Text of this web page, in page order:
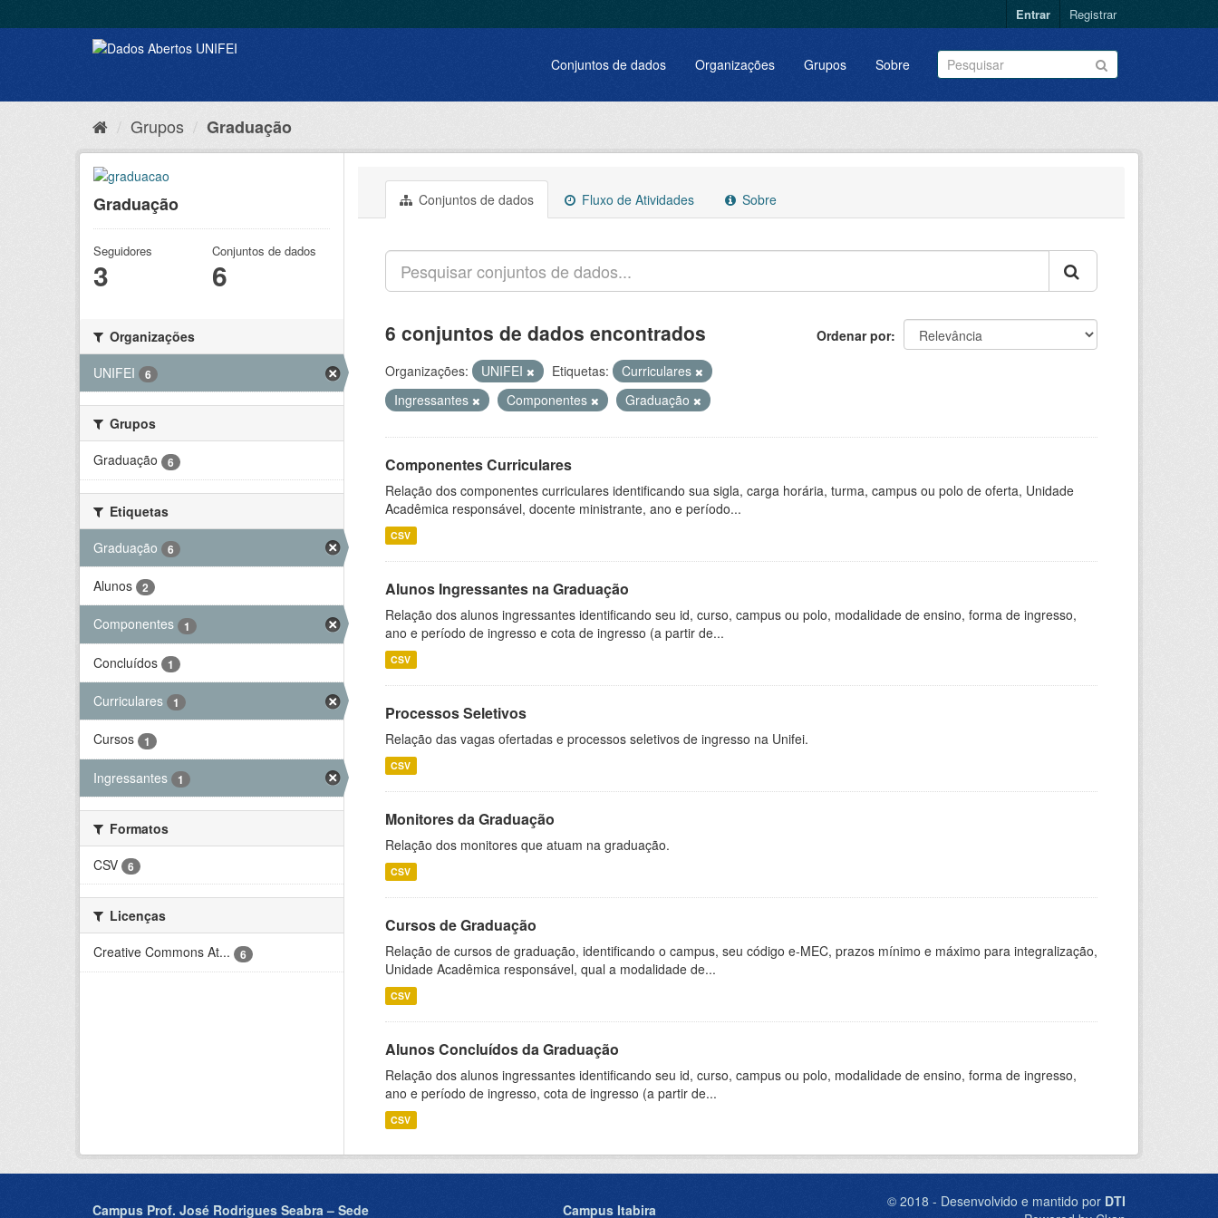
Entrar Registrar
Conjuntos de dados Organizações Grupos Sobre
Grupos Graduação
Graduação
Seguidores
3
Conjuntos de dados
6
Organizações
UNIFEI
6
Grupos
Graduação
6
Etiquetas
Graduação
6
Alunos 2
Componentes 1
Concluídos 1
Curriculares 1
Cursos 1
Ingressantes 1
Formatos
CSV
6
Licenças
Creative Commons At...
6
Conjuntos de dados Fluxo de Atividades Sobre
Ordenar por
6 conjuntos de dados encontrados
Organizações: UNIFEI Etiquetas:
Curriculares
Ingressantes
Componentes Graduação
Componentes Curriculares
Relação dos componentes curriculares identificando sua sigla, carga horária, turma, campus ou polo de oferta, Unidade
Acadêmica responsável, docente ministrante, ano e período...
CSV
Alunos Ingressantes na Graduação
Relação dos alunos ingressantes identificando seu id, curso, campus ou polo, modalidade de ensino, forma de ingresso,
ano e período de ingresso e cota de ingresso (a partir de...
CSV
Processos Seletivos
Relação das vagas ofertadas e processos seletivos de ingresso na Unifei.
CSV
Monitores da Graduação
Relação dos monitores que atuam na graduação.
CSV
Cursos de Graduação
Relação de cursos de graduação, identificando o campus, seu código e-MEC, prazos mínimo e máximo para integralização,
Unidade Acadêmica responsável, qual a modalidade de...
CSV
Alunos Concluídos da Graduação
Relação dos alunos ingressantes identificando seu id, curso, campus ou polo, modalidade de ensino, forma de ingresso,
ano e período de ingresso, cota de ingresso (a partir de...
CSV
Campus Prof. José Rodrigues Seabra – Sede Campus Itabira © 2018 - Desenvolvido e mantido por DTI